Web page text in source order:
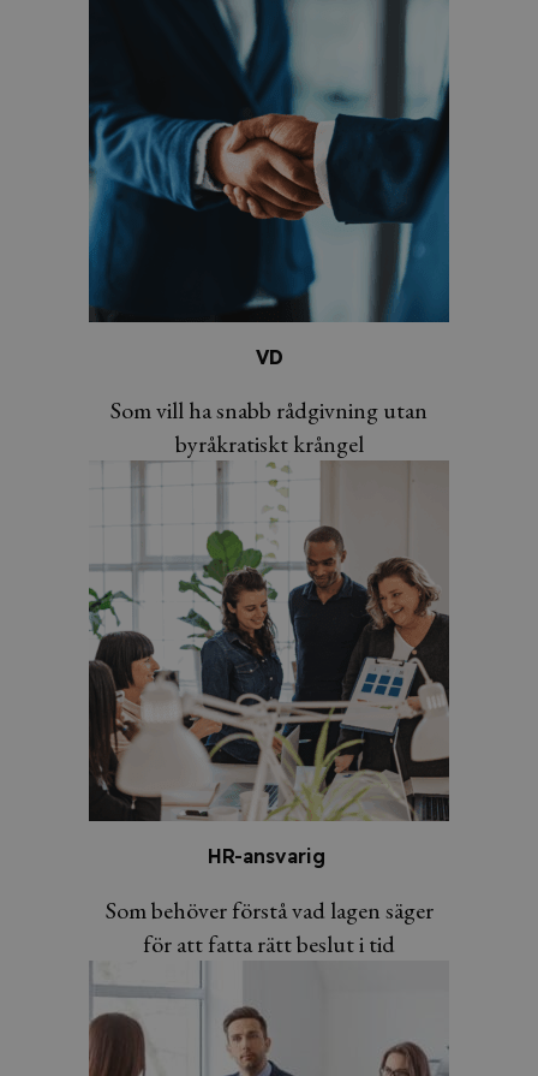
VD
Som vill hasnabb rådgivning utan
byråkratiskt krångel
HR-ansvarig
Som behöver förstå vad lagen säger
för att fatta rätt beslut i tid